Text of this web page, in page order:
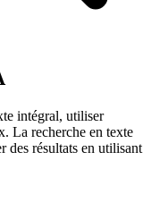
intégral, utiliser
La recherche en texte
des résultats en utilisant